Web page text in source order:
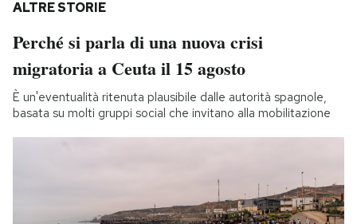
ALTRE STORIE
Perché si parla di una nuova crisi
migratoria a Ceuta il 15 agosto
È un'eventualità ritenuta plausibile dalle autorità spagnole,
basata su molti gruppi social che invitano alla mobilitazione